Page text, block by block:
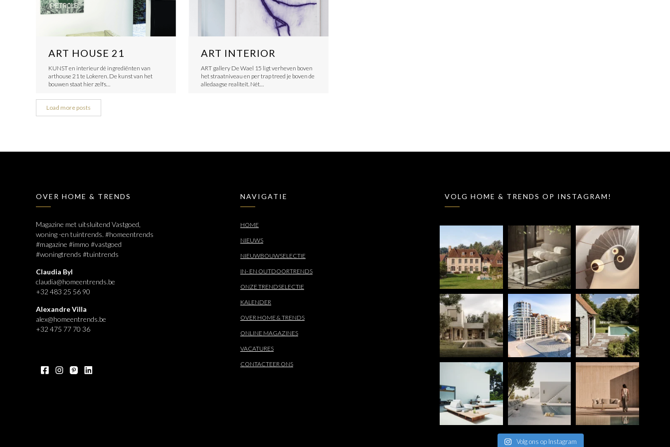
ART HOUSE 21
KUNST en interieur dé ingrediënten van
arthouse 21 te Lokeren. De kunst van het
bouwen staat hier zelfs…
ART INTERIOR
ART gallery De Wael 15 ligt verheven boven
het straatniveau en per trap treed je boven de
alledaagse realiteit. Nét…
Load more posts
OVER HOME & TRENDS
Magazine met uitsluitend Vastgoed,
woning -en tuintrends. #homeentrends
#magazine #immo #vastgoed
#woningtrends #tuintrends
Claudia Byl
claudia@homeentrends.be
+32 483 25 56 90
Alexandre Villa
alex@homeentrends.be
+32 475 77 70 36
NAVIGATIE
HOME
NIEUWS
NIEUWBOUWSELECTIE
IN- EN OUTDOORTRENDS
ONZE TRENDSELECTIE
KALENDER
OVER HOME & TRENDS
ONLINE MAGAZINES
VACATURES
CONTACTEER ONS
VOLG HOME & TRENDS OP INSTAGRAM!
Volg ons op Instagram